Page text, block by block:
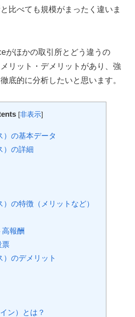
比べても規模がまったく違いま
がほかの取引所とどう違うの
リット・デメリットがあり、強
底的に分析したいと思います。
[非表示]
）の基本データ
）の詳細
の特徴（メリットなど）
報酬
票
）のデメリット
ン）とは？